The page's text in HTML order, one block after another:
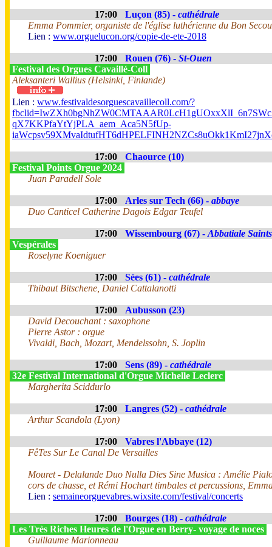
17:00 Luçon (85) - cathédrale
Emma Pommier, organiste de l'église luthérienne du Bon
Lien : www.orguelucon.org/copie-de-ete-2018
17:00 Rouen (76) - St-Ouen
Festival des Orgues Cavaillé-Coll
Aleksanteri Wallius (Helsinki, Finlande)
Lien : www.festivaldesorguescavaillecoll.com/?
qX7KKPfaYtYjPLA_aem_Aca5N5fUp-
17:00
Chaource (10)
Festival Points Orgue 2024
Juan Paradell Sole
17:00 Arles sur Tech (66) - abbaye
Duo Canticel Catherine Dagois Edgar Teufel
17:00 Wissembourg (67) - Abbatiale
Vespérales
Roselyne Koeniguer
17:00 Sées (61) - cathédrale
Thibaut Bitschene, Daniel Cattalanotti
17:00
Aubusson (23)
David Decouchant : saxophone
Pierre Astor : orgue
Vivaldi, Bach, Mozart, Mendelssohn, S. Joplin
17:00 Sens (89) - cathédrale
32e Festival International d'Orgue Michelle Leclerc
Margherita Sciddurlo
17:00 Langres (52) - cathédrale
Arthur Scandola (Lyon)
17:00
Vabres l'Abbaye (12)
FêTes Sur Le Canal De Versailles
Mouret - Delalande Duo Nulla Dies Sine Musica : Amélie
cors de chasse, et Rémi Hochart timbales et percussions,
Lien : semaineorguevabres.wixsite.com/festival/concerts
17:00 Bourges (18) - cathédrale
Les Très Riches Heures de l'Orgue en Berry- voyage de noces
Guillaume Marionneau